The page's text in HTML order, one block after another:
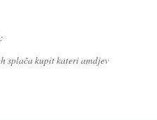
:
splača kupit kateri amdjev